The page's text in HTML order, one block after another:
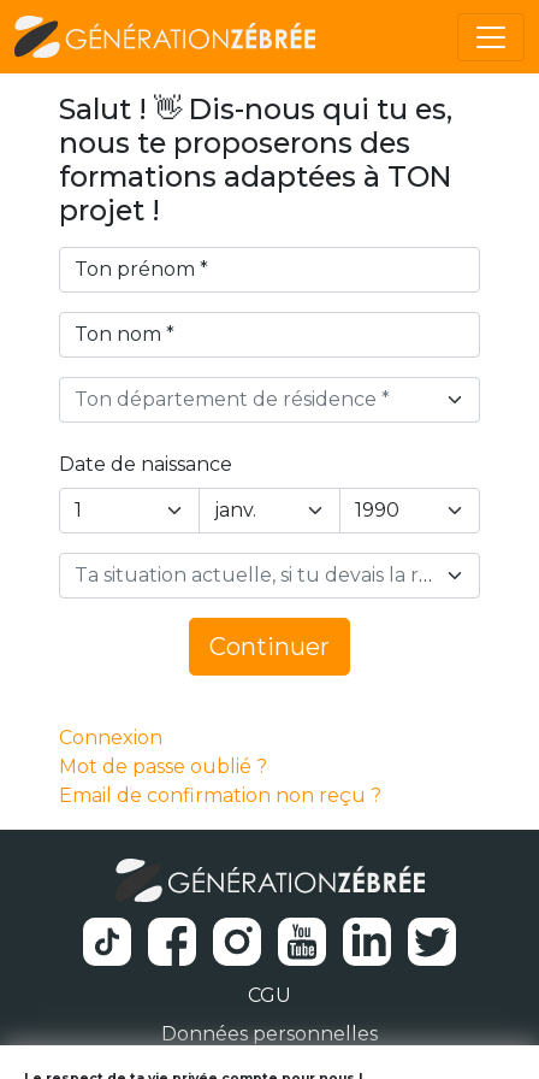
Salut ! 👋 Dis-nous qui tu es,
nous te proposerons des
formations adaptées à TON
projet !
Ton département de résidence *
Date de naissance
Year
Day
Ta situation actuelle, si tu devais la résumer en 1 mot… *
Continuer
Connexion
Mot de passe oublié ?
Email de confirmation non reçu ?
CGU
Données personnelles